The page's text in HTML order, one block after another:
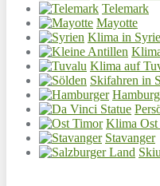
Telemark
Mayotte
Klima in
Klima auf
Skifahren in
Klima Ost
Stavanger